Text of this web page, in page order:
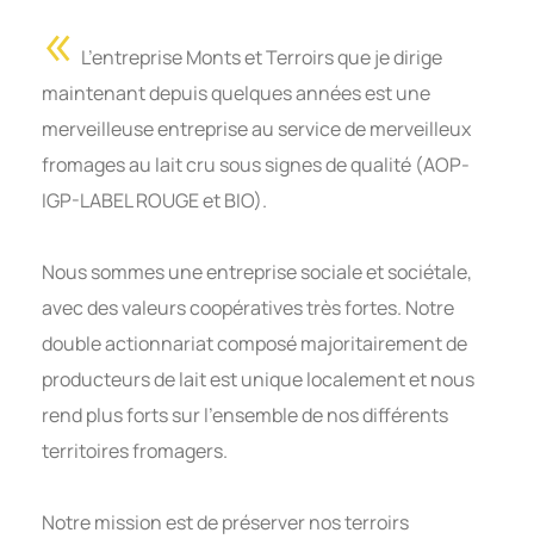
« L’entreprise Monts et Terroirs que je dirige
maintenant depuis quelques années est une
merveilleuse entreprise au service de merveilleux
fromages au lait cru sous signes de qualité (AOP-
IGP-LABEL ROUGE et BIO).
Nous sommes une entreprise sociale et sociétale,
avec des valeurs coopératives très fortes. Notre
double actionnariat composé majoritairement de
producteurs de lait est unique localement et nous
rend plus forts sur l’ensemble de nos différents
territoires fromagers.
Notre mission est de préserver nos terroirs